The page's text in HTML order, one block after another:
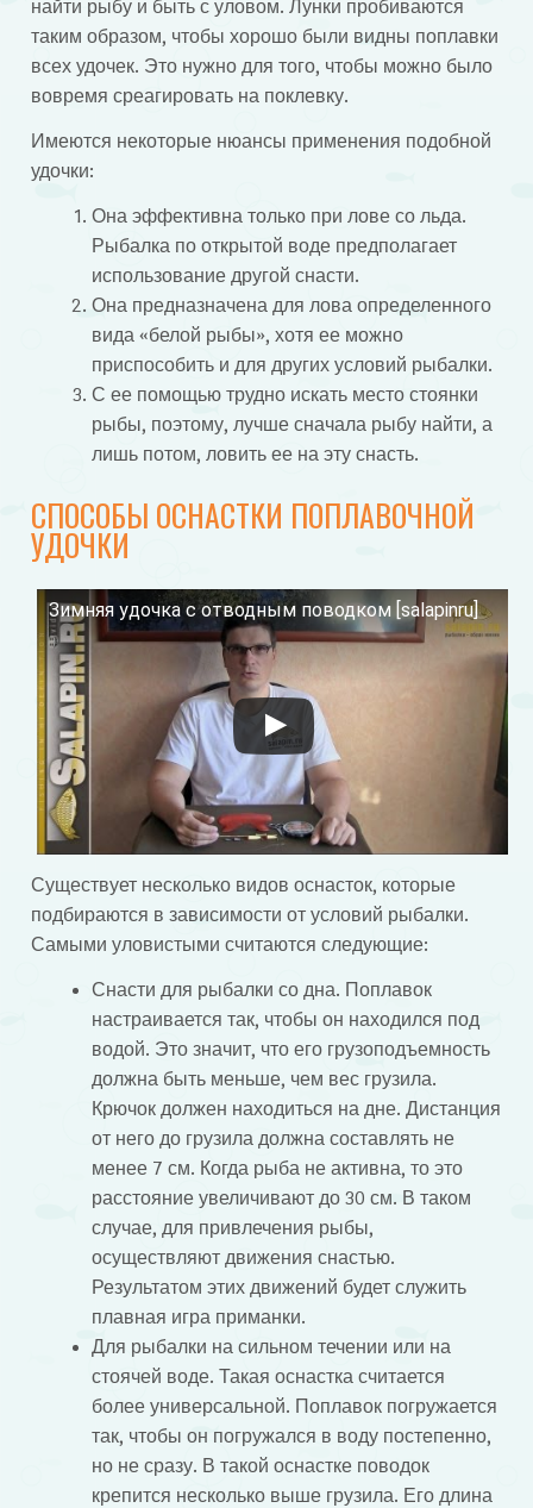
найти рыбу и быть с уловом. Лунки пробиваются
таким образом, чтобы хорошо были видны поплавки
всех удочек. Это нужно для того, чтобы можно было
вовремя среагировать на поклевку.
Имеются некоторые нюансы применения подобной
удочки:
Она эффективна только при лове со льда.
Рыбалка по открытой воде предполагает
использование другой снасти.
Она предназначена для лова определенного
вида «белой рыбы», хотя ее можно
приспособить и для других условий рыбалки.
С ее помощью трудно искать место стоянки
рыбы, поэтому, лучше сначала рыбу найти, а
лишь потом, ловить ее на эту снасть.
СПОСОБЫ ОСНАСТКИ ПОПЛАВОЧНОЙ
УДОЧКИ
Зимняя удочка с отводным поводком [salapinru]
Смотрите это видео на YouTube
Существует несколько видов оснасток, которые
подбираются в зависимости от условий рыбалки.
Самыми уловистыми считаются следующие:
Снасти для рыбалки со дна. Поплавок
настраивается так, чтобы он находился под
водой. Это значит, что его грузоподъемность
должна быть меньше, чем вес грузила.
Крючок должен находиться на дне. Дистанция
от него до грузила должна составлять не
менее 7 см. Когда рыба не активна, то это
расстояние увеличивают до 30 см. В таком
случае, для привлечения рыбы,
осуществляют движения снастью.
Результатом этих движений будет служить
плавная игра приманки.
Для рыбалки на сильном течении или на
стоячей воде. Такая оснастка считается
более универсальной. Поплавок погружается
так, чтобы он погружался в воду постепенно,
но не сразу. В такой оснастке поводок
крепится несколько выше грузила. Его длина